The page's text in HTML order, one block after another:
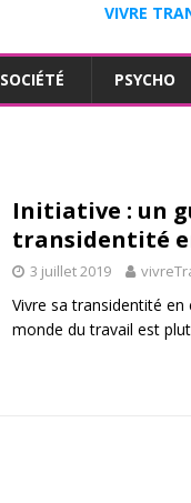
VIVRE
SOCIÉTÉ PSYCHO
Initiative : un
transidentité
3 juillet 2019
Vivre sa transidentité
monde du travail est